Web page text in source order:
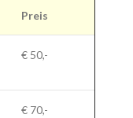
Preis
€ 50,-
€ 70,-